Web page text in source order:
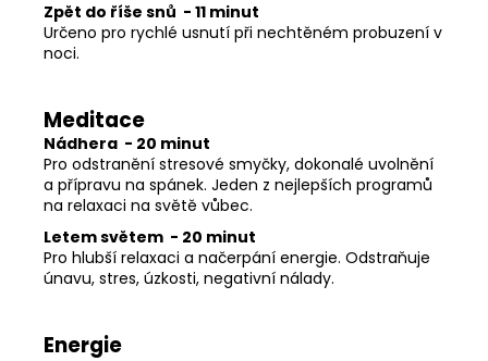
Zpět do říše snů - 11 minut
Určeno pro rychlé usnutí při nechtěném probuzení v
noci.
Meditace
Nádhera - 20 minut
Pro odstranění stresové smyčky, dokonalé uvolnění
a přípravu na spánek. Jeden z nejlepších programů
na relaxaci na světě vůbec.
Letem světem - 20 minut
Pro hlubší relaxaci a načerpání energie. Odstraňuje
únavu, stres, úzkosti, negativní nálady.
Energie